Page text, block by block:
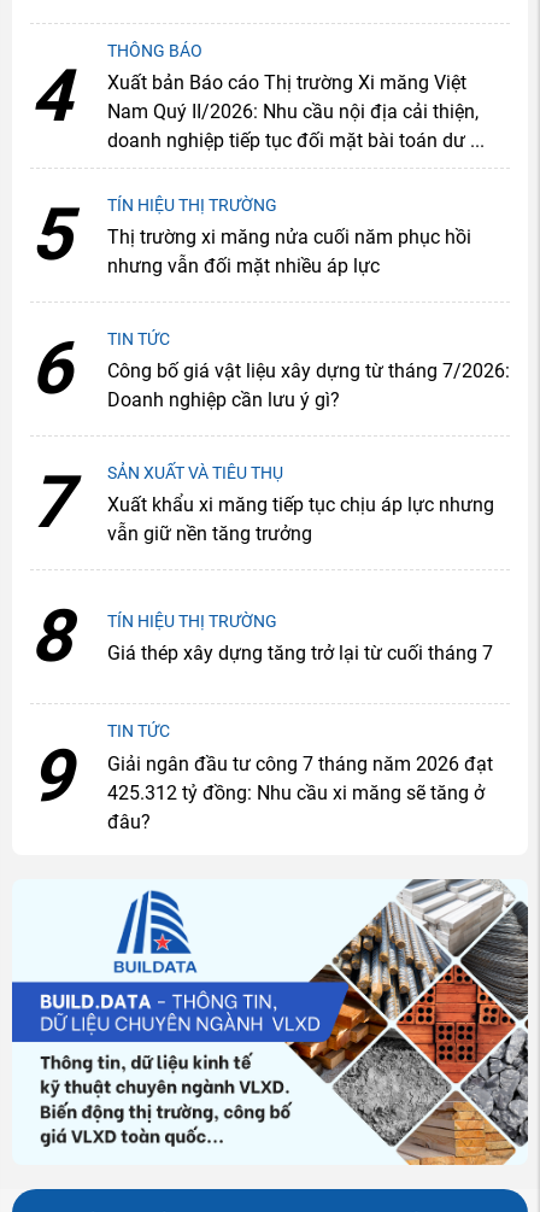
4
THÔNG BÁO
Xuất bản Báo cáo Thị trường Xi măng Việt
Nam Quý II/2026: Nhu cầu nội địa cải thiện,
doanh nghiệp tiếp tục đối mặt bài toán dư ...
5 TÍN HIỆU THỊ TRƯỜNG
Thị trường xi măng nửa cuối năm phục hồi
nhưng vẫn đối mặt nhiều áp lực
6 TIN TỨC
Công bố giá vật liệu xây dựng từ tháng 7/2026:
Doanh nghiệp cần lưu ý gì?
7 SẢN XUẤT VÀ TIÊU THỤ
Xuất khẩu xi măng tiếp tục chịu áp lực nhưng
vẫn giữ nền tăng trưởng
8 TÍN HIỆU THỊ TRƯỜNG
Giá thép xây dựng tăng trở lại từ cuối tháng 7
9
TIN TỨC
Giải ngân đầu tư công 7 tháng năm 2026 đạt
425.312 tỷ đồng: Nhu cầu xi măng sẽ tăng ở
đâu?